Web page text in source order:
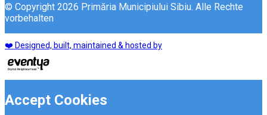
© Copyright 2026 Primăria Municipiului Sibiu. Alle Rechte
vorbehalten
❤️ Designed, built, maintained & hosted by
Accept Cookies